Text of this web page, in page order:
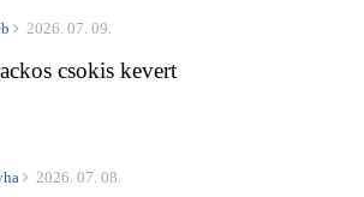
2026. 07. 09.
csokis kevert
2026. 07. 08.